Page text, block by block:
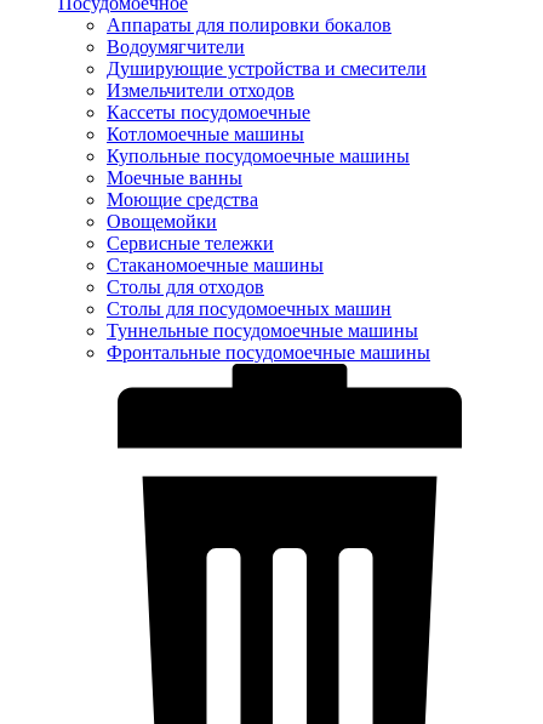
Аппараты для полировки бокалов
Водоумягчители
Душирующие устройства и смесители
Измельчители отходов
Кассеты посудомоечные
Котломоечные машины
Купольные посудомоечные машины
Моечные ванны
Моющие средства
Овощемойки
Сервисные тележки
Стаканомоечные машины
Столы для отходов
Столы для посудомоечных машин
Туннельные посудомоечные машины
Фронтальные посудомоечные машины